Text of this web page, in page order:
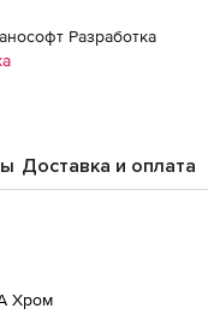
Разработка
Доставка и оплата
Хром